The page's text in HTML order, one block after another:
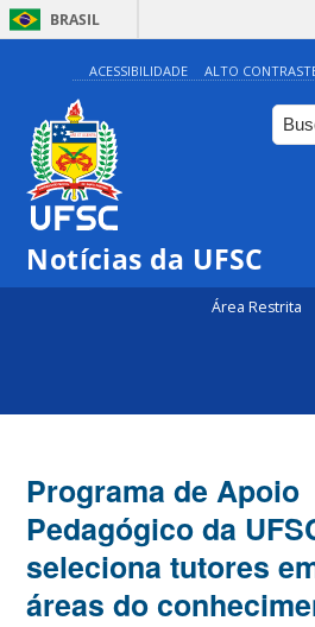
BRASIL
ACESSIBILIDADE ALTO
Notícias da UFSC
Área Restrita
Programa de Apoio
Pedagógico da
seleciona tutores
áreas do